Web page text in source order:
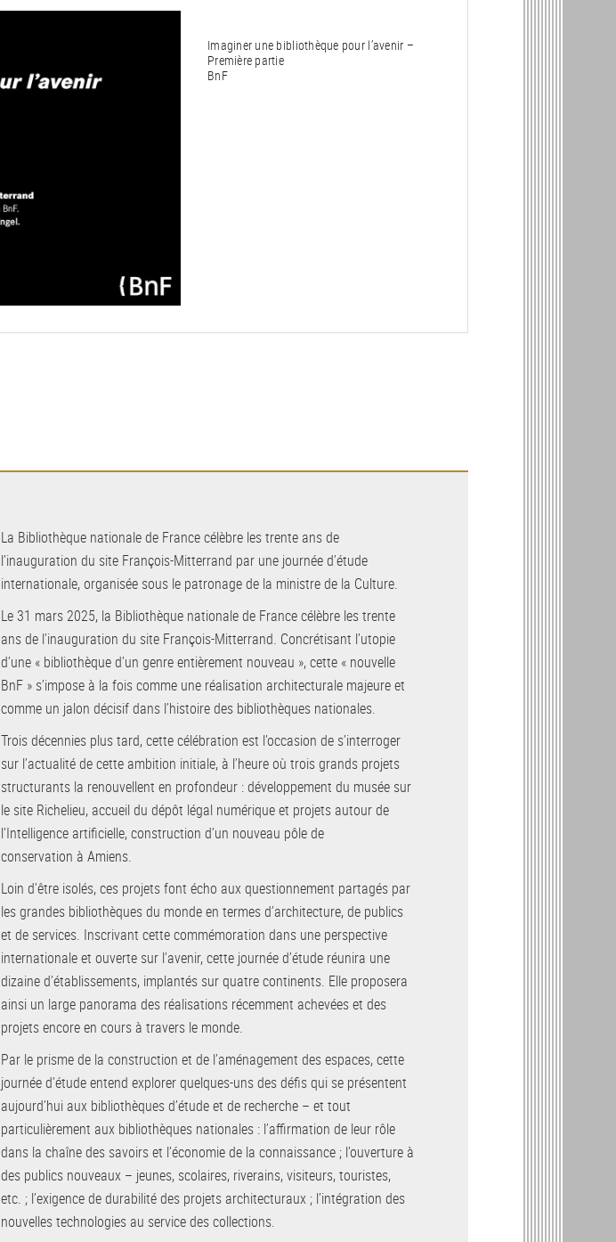
Imaginer une bibliothèque pour l’avenir –
Première partie
BnF
La Bibliothèque nationale de France célèbre les trente ans de
l’inauguration du site François-Mitterrand par une journée d’étude
internationale, organisée sous le patronage de la ministre de la Culture.
Le 31 mars 2025, la Bibliothèque nationale de France célèbre les trente
ans de l’inauguration du site François-Mitterrand. Concrétisant l’utopie
d’une « bibliothèque d’un genre entièrement nouveau », cette « nouvelle
BnF » s’impose à la fois comme une réalisation architecturale majeure et
comme un jalon décisif dans l’histoire des bibliothèques nationales.
Trois décennies plus tard, cette célébration est l’occasion de s’interroger
sur l’actualité de cette ambition initiale, à l’heure où trois grands projets
structurants la renouvellent en profondeur : développement du musée sur
le site Richelieu, accueil du dépôt légal numérique et projets autour de
l’Intelligence artificielle, construction d’un nouveau pôle de
conservation à Amiens.
Loin d’être isolés, ces projets font écho aux questionnement partagés par
les grandes bibliothèques du monde en termes d’architecture, de publics
et de services. Inscrivant cette commémoration dans une perspective
internationale et ouverte sur l’avenir, cette journée d’étude réunira une
dizaine d’établissements, implantés sur quatre continents. Elle proposera
ainsi un large panorama des réalisations récemment achevées et des
projets encore en cours à travers le monde.
Par le prisme de la construction et de l’aménagement des espaces, cette
journée d’étude entend explorer quelques-uns des défis qui se présentent
aujourd’hui aux bibliothèques d’étude et de recherche – et tout
particulièrement aux bibliothèques nationales : l’affirmation de leur rôle
dans la chaîne des savoirs et l’économie de la connaissance ; l’ouverture à
des publics nouveaux – jeunes, scolaires, riverains, visiteurs, touristes,
etc. ; l’exigence de durabilité des projets architecturaux ; l’intégration des
nouvelles technologies au service des collections.